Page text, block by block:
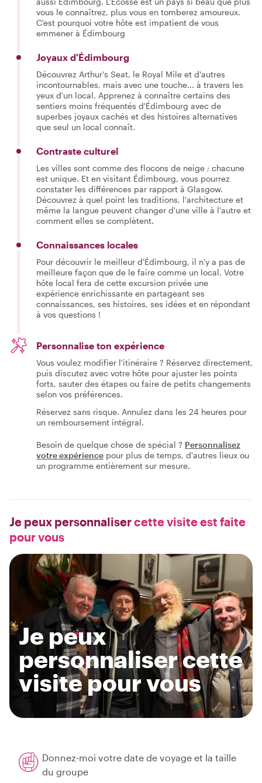
vous le connaîtrez, plus vous en tomberez amoureux.
C'est pourquoi votre hôte est impatient de vous
emmener à Édimbourg
Joyaux d'Édimbourg
Découvrez Arthur's Seat, le Royal Mile et d'autres
incontournables, mais avec une touche... à travers les
yeux d'un local. Apprenez à connaître certains des
sentiers moins fréquentés d'Édimbourg avec de
superbes joyaux cachés et des histoires alternatives
que seul un local connaît.
Contraste culturel
Les villes sont comme des flocons de neige ; chacune
est unique. Et en visitant Édimbourg, vous pourrez
constater les différences par rapport à Glasgow.
Découvrez à quel point les traditions, l'architecture et
même la langue peuvent changer d'une ville à l'autre et
comment elles se complètent.
Connaissances locales
Pour découvrir le meilleur d'Édimbourg, il n'y a pas de
meilleure façon que de le faire comme un local. Votre
hôte local fera de cette excursion privée une
expérience enrichissante en partageant ses
connaissances, ses histoires, ses idées et en répondant
à vos questions !
Personnalise ton expérience
Vous voulez modifier l'itinéraire ? Réservez directement,
puis discutez avec votre hôte pour ajuster les points
forts, sauter des étapes ou faire de petits changements
selon vos préférences.
Réservez sans risque. Annulez dans les 24 heures pour
un remboursement intégral.
Besoin de quelque chose de spécial ? Personnalisez
votre expérience pour plus de temps, d'autres lieux ou
un programme entièrement sur mesure.
Je peux personnalisercette visite est faite
pour vous
Je peux
personnaliser cette
visite pour vous
Donnez-moi votre date de voyage et la taille
du groupe